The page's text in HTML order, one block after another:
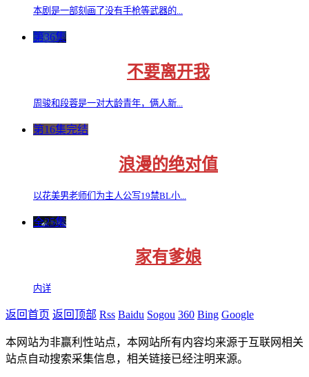
本剧是一部刻画了没有手枪等武器的...
第36集
不要离开我
周骏和段蓉是一对大龄青年，俩人新...
第16集完结
浪漫的绝对值
以花美男老师们为主人公写19禁BL小...
全25集
家有爹娘
内详
返回首页 返回顶部 Rss Baidu Sogou 360 Bing Google
本网站为非赢利性站点，本网站所有内容均来源于互联网相关
站点自动搜索采集信息，相关链接已经注明来源。